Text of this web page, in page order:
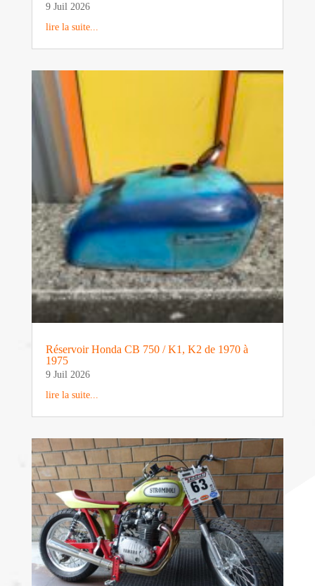
9 Juil 2026
lire la suite...
Réservoir Honda CB 750 / K1, K2 de 1970 à
1975
9 Juil 2026
lire la suite...